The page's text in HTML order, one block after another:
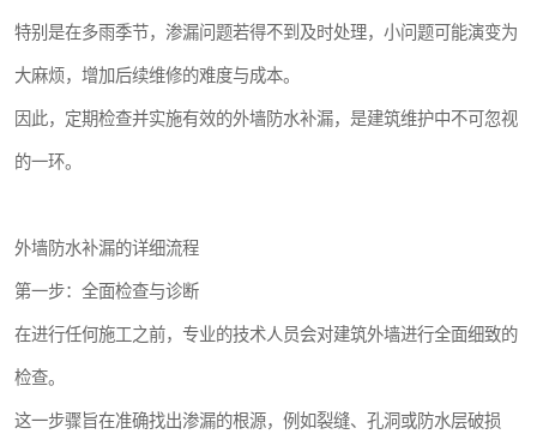
特别是在多雨季节，渗漏问题若得不到及时处理，小问题可能演变为
大麻烦，增加后续维修的难度与成本。
因此，定期检查并实施有效的外墙防水补漏，是建筑维护中不可忽视
的一环。
外墙防水补漏的详细流程
第一步：全面检查与诊断
在进行任何施工之前，专业的技术人员会对建筑外墙进行全面细致的
检查。
这一步骤旨在准确找出渗漏的根源，例如裂缝、孔洞或防水层破损